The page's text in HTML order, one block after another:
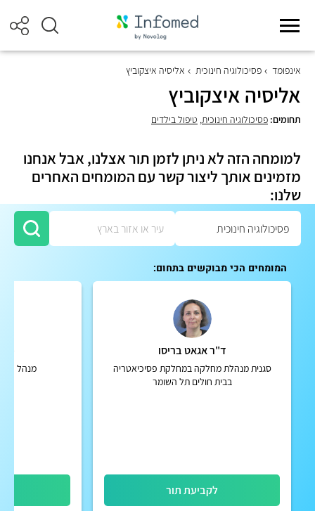
אינפומד פסיכולוגיה חינוכית אליסיה איצקוביץ
אליסיה איצקוביץ
תחומים: פסיכולוגיה חינוכית, טיפול בילדים
למומחה הזה לא ניתן לזמן תור אצלנו, אבל אנחנו
מזמינים אותך ליצור קשר עם המומחים האחרים
שלנו:
המומחים הכי מבוקשים בתחום:
ד"ר אגאט בריסו
סגנית מנהלת מחלקה במחלקת פסיכיאטריה
בבית חולים תל השומר
לקביעת תור
מנהל